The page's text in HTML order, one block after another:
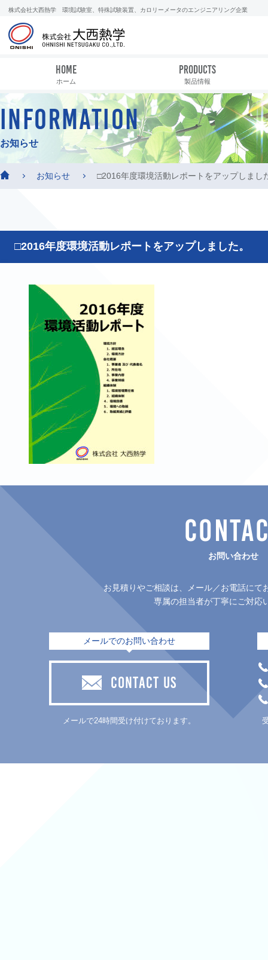
株式会社大西熱学 環境試験室、特殊試験装置、カロリーメータのエンジニアリング企業
HOME
ホーム
PRODUCTS
製品情報
INFORMATION
お知らせ
お知らせ □2016年度環境活動レポートをアップしまし
□2016年度環境活動レポートをアップしました。
お問い合わせ
お見積りやご相談は、メール／お電話にて
専属の担当者が丁寧にご対応
メールでのお問い合わせ
CONTACT US
メールで24時間受け付けております。